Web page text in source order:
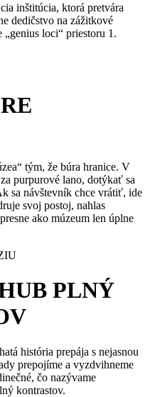
inštitúcia, ktorá pretvára
dedičstvo na zážitkové
loci“ priestoru 1.
tým, že búra hranice. V
purpurové lano, dotýkať sa
sa návštevník chce vrátiť, ide
svoj postoj, nahlas
ako múzeum len úplne
PLNÝ
história prepája s nejasnou
prepojíme a vyzdvihneme
čo nazývame
kontrastov.